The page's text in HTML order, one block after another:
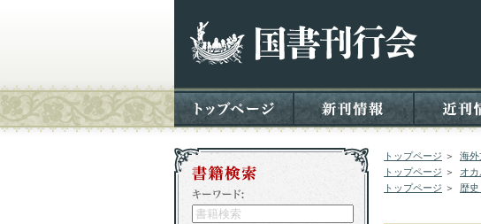
トップページ ＞ 海外
トップページ ＞ オ
トップページ ＞ 歴